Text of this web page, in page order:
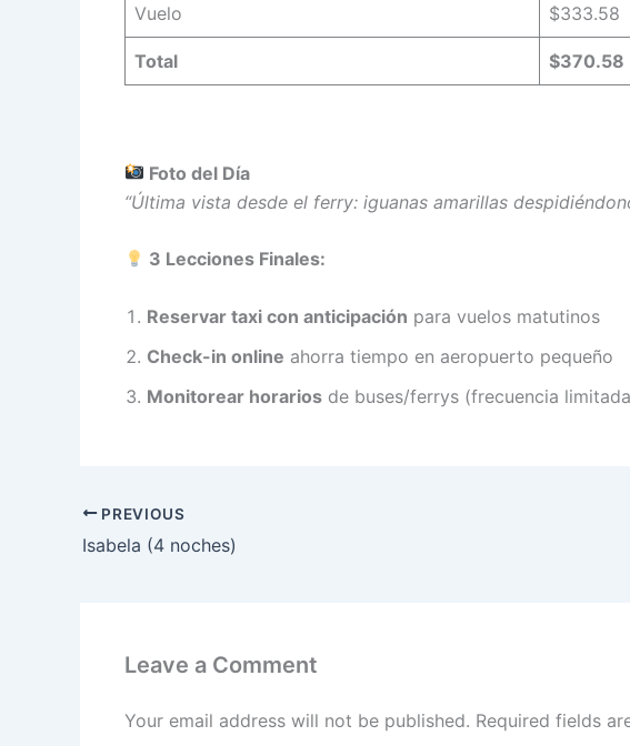
Vuelo $333.58
Total $370.58
Foto del Día
“Última vista desde el ferry: iguanas amarillas
3 Lecciones Finales:
Reservar taxi con anticipación para vuelos matutinos
Check-in online ahorra tiempo en aeropuerto pequeño
Monitorear horarios de buses/ferrys (frecuencia
PREVIOUS
Isabela (4 noches)
Leave a Comment
Your email address will not be published. Required fields